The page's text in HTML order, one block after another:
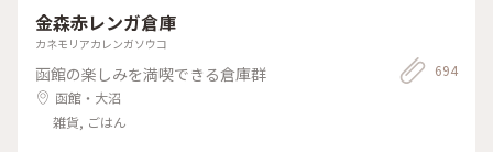
金森赤レンガ倉庫
カネモリアカレンガソウコ
函館の楽しみを満喫できる倉庫群
函館・大沼
雑貨, ごはん
694